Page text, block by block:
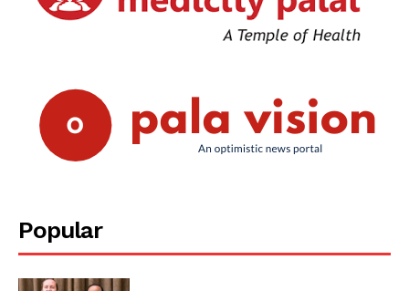
About
My account
Grievance Redressal
Popular